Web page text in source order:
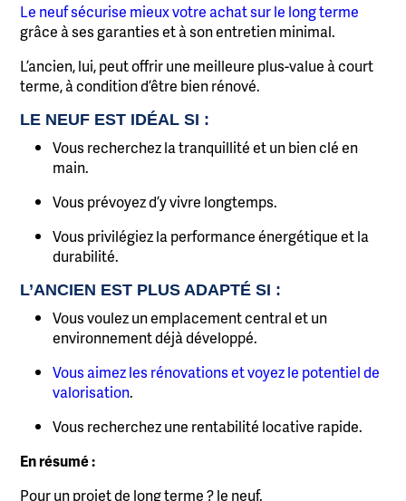
Le neuf sécurise mieux votre achat sur le long terme
grâce à ses garanties et à son entretien minimal.
L’ancien, lui, peut offrir une meilleure plus-value à court
terme, à condition d’être bien rénové.
LE NEUF EST IDÉAL SI :
Vous recherchez la tranquillité et un bien clé en
main.
Vous prévoyez d’y vivre longtemps.
Vous privilégiez la performance énergétique et la
durabilité.
L’ANCIEN EST PLUS ADAPTÉ SI :
Vous voulez un emplacement central et un
environnement déjà développé.
Vous aimez les rénovations et voyez le potentiel de
valorisation.
Vous recherchez une rentabilité locative rapide.
En résumé :
Pour un projet de long terme ? le neuf.